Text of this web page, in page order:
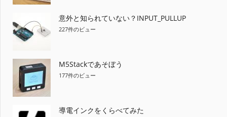
意外と知られていない？INPUT_PULLUP
227件のビュー
M5Stackであそぼう
177件のビュー
導電インクをくらべてみた